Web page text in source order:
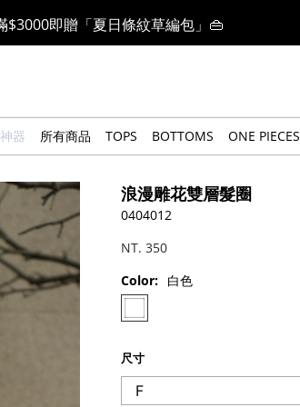
$3000即贈「夏日條紋草編包」👜
列⭐2件$1100|4件$2000|6件$2700
💫 2件$1100 | 4件$2000 | 6件$2700
點擊立即➕官方LINE領取$100🔥
全館88折(特價品除外/於結帳顯示)🎉
恩回饋價🎁零修圖系列$399起>
器 所有商品 TOPS BOTTOMS ONE PIECES
浪漫雕花雙層髮圈
0404012
NT. 350
Color: 白色
尺寸